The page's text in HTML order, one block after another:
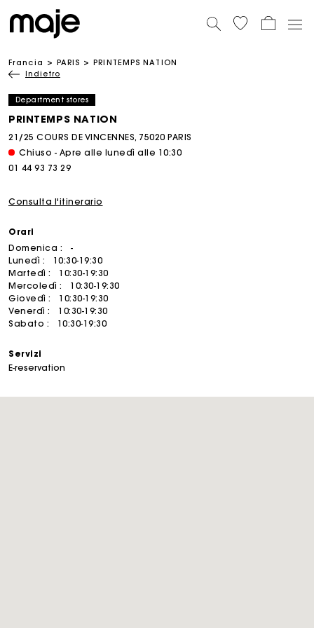
Francia PARIS PRINTEMPS NATION
Indietro
Department stores
PRINTEMPS NATION
21/25 COURS DE VINCENNES, 75020 PARIS
Chiuso - Apre alle lunedì alle 10:30
01 44 93 73 29
Consulta l'itinerario
Orari
Domenica :
-
Lunedì :
10:30-19:30
Martedì :
10:30-19:30
Mercoledì :
10:30-19:30
Giovedì :
10:30-19:30
Venerdì :
10:30-19:30
Sabato :
10:30-19:30
Servizi
E-reservation